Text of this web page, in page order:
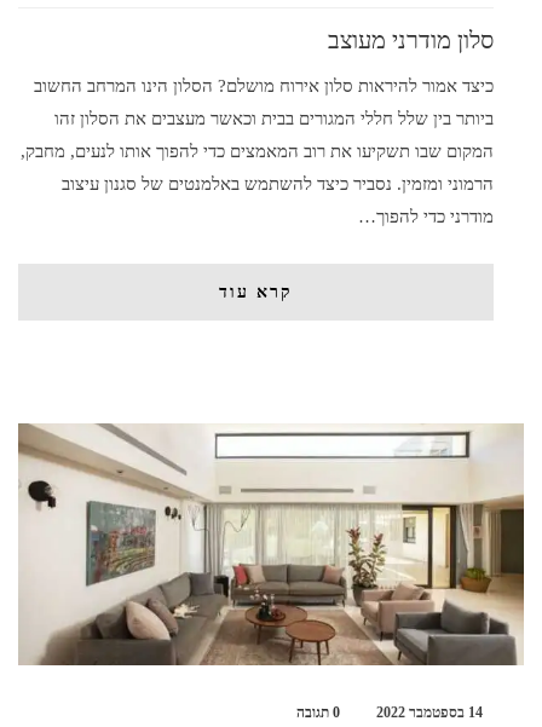
סלון מודרני מעוצב
כיצד אמור להיראות סלון אירוח מושלם? הסלון הינו המרחב החשוב
ביותר בין שלל חללי המגורים בבית וכאשר מעצבים את הסלון זהו
המקום שבו תשקיעו את רוב המאמצים כדי להפוך אותו לנעים, מחבק,
הרמוני ומזמין. נסביר כיצד להשתמש באלמנטים של סגנון עיצוב
מודרני כדי להפוך…
קרא עוד
14 בספטמבר 2022 0 תגובה